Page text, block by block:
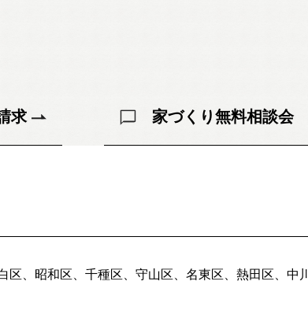
求 家づくり無料相談会
、昭和区、千種区、守山区、名東区、熱田区、中